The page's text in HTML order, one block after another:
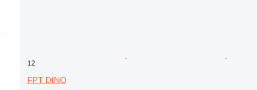
12
FPT DINO